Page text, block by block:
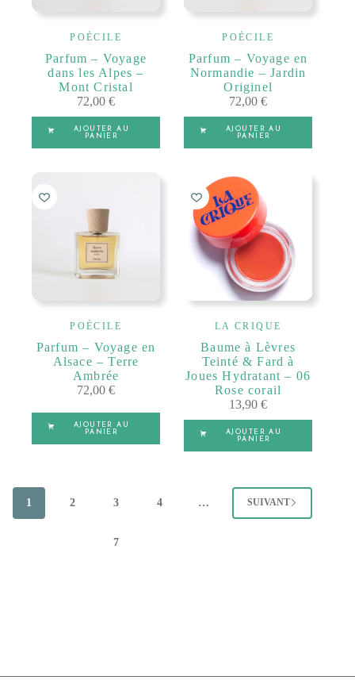
POÉCILE
Parfum – Voyage
dans les Alpes –
Mont Cristal
72,00€
AJOUTER AU
PANIER
POÉCILE
Parfum – Voyage en
Normandie – Jardin
Originel
72,00€
AJOUTER AU
PANIER
POÉCILE
Parfum – Voyage en
Alsace – Terre
Ambrée
72,00€
AJOUTER AU
PANIER
LA CRIQUE
Baume à Lèvres
Teinté & Fard à
Joues Hydratant – 06
Rose corail
13,90€
AJOUTER AU
PANIER
1 2 3 4 …
7
SUIVANT